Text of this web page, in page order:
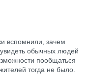
вспомнили, зачем
обычных людей
пообщаться
тогда не было.